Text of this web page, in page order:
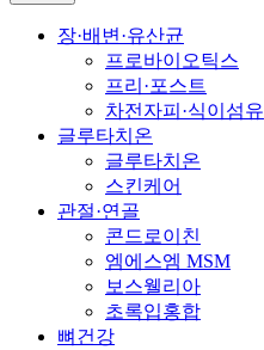
장·배변·유산균
프로바이오틱스
프리·포스트
차전자피·식이섬유
글루타치온
글루타치온
스킨케어
관절·연골
콘드로이친
엠에스엠 MSM
보스웰리아
초록입홍합
뼈건강